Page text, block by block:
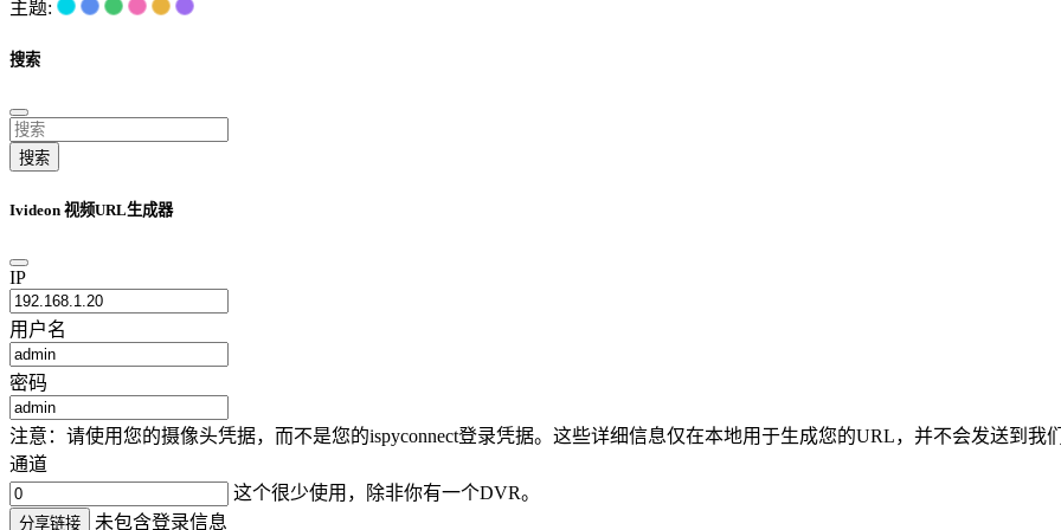
主题:
搜索
搜索
Ivideon 视频URL生成器
IP
用户名
密码
注意：请使用您的摄像头凭据，而不是您的ispyconnect登录凭据。这些详细信息仅在本地用于生成您的URL，并不会发送到我
通道
这个很少使用，除非你有一个DVR。
分享链接 未包含登录信息